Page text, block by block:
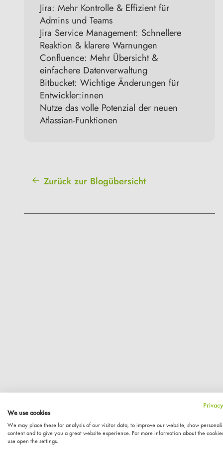
Jira: Mehr Kontrolle & Effizient für
Admins und Teams
Jira Service Management: Schnellere
Reaktion & klarere Warnungen
Confluence: Mehr Übersicht &
einfachere Datenverwaltung
Bitbucket: Wichtige Änderungen für
Entwickler:innen
Nutze das volle Potenzial der neuen
Atlassian-Funktionen
Zurück zur Blogübersicht
We use cookies
We may place these for analysis of our visitor data, to improve our website, show
content and to give you a great website experience. For more information about the
use open the settings.